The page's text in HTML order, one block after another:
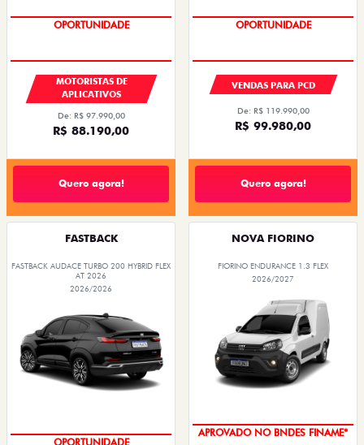
OPORTUNIDADE
MOTORISTAS DE
APLICATIVOS
De: R$ 97.990,00
R$ 88.190,00
Quero agora!
OPORTUNIDADE
VENDAS PARA PCD
De: R$ 119.990,00
R$ 99.980,00
Quero agora!
FASTBACK
FASTBACK AUDACE TURBO 200 HYBRID FLEX
AT 2026
2026/2026
OPORTUNIDADE
NOVA FIORINO
FIORINO ENDURANCE 1.3 FLEX
2026/2027
APROVADO NO BNDES FINAME*